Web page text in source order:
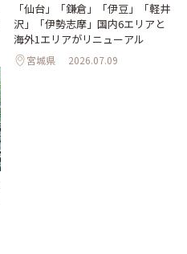
「仙台」「鎌倉」「伊豆」「軽井
沢」「伊勢志摩」国内6エリアと
海外1エリアがリニューアル
宮城県 2026.07.09